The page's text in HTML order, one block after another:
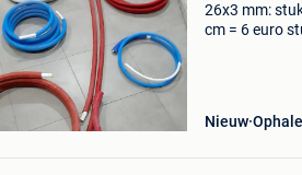
26x3 mm:
cm = 6 euro
Nieuw